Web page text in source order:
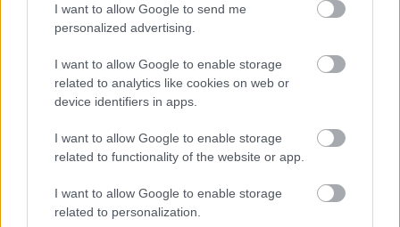
I want to allow Google to send me
personalized advertising.
I want to allow Google to enable storage
related to analytics like cookies on web or
device identifiers in apps.
I want to allow Google to enable storage
related to functionality of the website or app.
I want to allow Google to enable storage
related to personalization.
reconoce la labor del CEIP ‘Enrique Tierno Galván’
Grupo de Integración Almida por su labor orientada
a la inserción laboral de personas con discapacidad,
posibilitando siempre que mujeres víctimas de la
violencia machista puedan emprender una nueva
vida con una oportunidad laboral.